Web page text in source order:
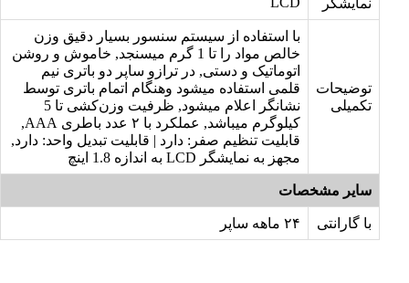
توضیحات
تکمیلی
با استفاده از سیستم سنسور بسیار دقیق وزن
خالص مواد را تا 1 گرم میسنجد, خاموش و روشن
اتوماتیک و دستی, در ترازو ساپر دو باتری نیم
قلمی استفاده میشود وهنگام اتمام باتری توسط
نشانگر اعلام میشود, ظرفیت وزن‌کشی تا 5
کیلوگرم میباشد, عملکرد با ۲ عدد باطری AAA,
قابلیت تنظیم صفر: دارد | قابلیت تبدیل واحد: دارد,
مجهز به نمایشگر LCD به اندازه 1.8 اینچ
سایر مشخصات
با گارانتی ۲۴ ماهه ساپر